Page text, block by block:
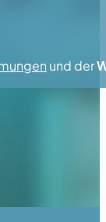
und der